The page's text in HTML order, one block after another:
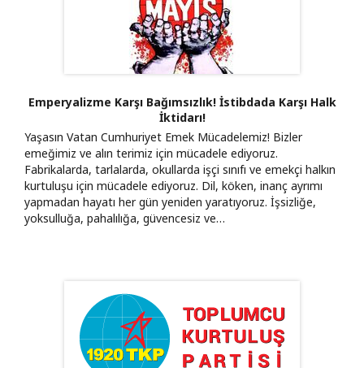
Emperyalizme Karşı Bağımsızlık! İstibdada Karşı Halk
İktidarı!
Yaşasın Vatan Cumhuriyet Emek Mücadelemiz! Bizler
emeğimiz ve alın terimiz için mücadele ediyoruz.
Fabrikalarda, tarlalarda, okullarda işçi sınıfı ve emekçi halkın
kurtuluşu için mücadele ediyoruz. Dil, köken, inanç ayrımı
yapmadan hayatı her gün yeniden yaratıyoruz. İşsizliğe,
yoksulluğa, pahalılığa, güvencesiz ve…